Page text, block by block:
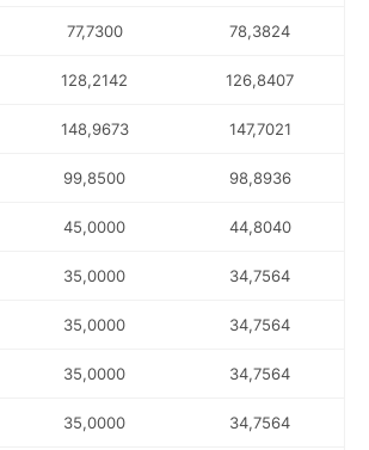
77,7300 78,3824
128,2142 126,8407
148,9673 147,7021
99,8500 98,8936
45,0000 44,8040
35,0000 34,7564
35,0000 34,7564
35,0000 34,7564
35,0000 34,7564